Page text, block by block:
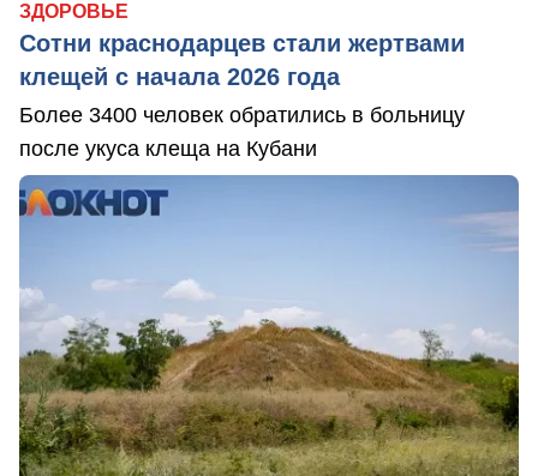
ЗДОРОВЬЕ
Сотни краснодарцев стали жертвами
клещей с начала 2026 года
Более 3400 человек обратились в больницу
после укуса клеща на Кубани